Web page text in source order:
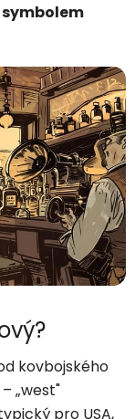
symbolem
kovbojského
„west"
pro USA,